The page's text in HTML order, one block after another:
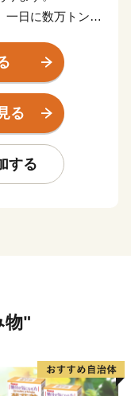
一日に数万トンの
も知られ、下流
られた逸品をあ
る
する
物"